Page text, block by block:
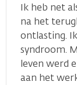
Ik heb net
na het
ontlasting.
syndroom.
leven werd
aan het